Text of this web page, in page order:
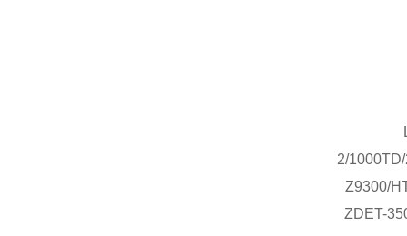
2/
Z9300/
ZDET-